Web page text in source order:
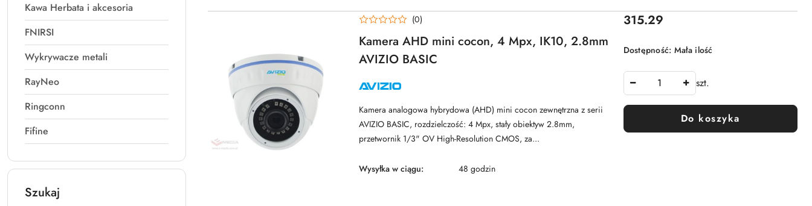
Kawa Herbata i akcesoria
FNIRSI
Wykrywacze metali
RayNeo
Ringconn
Fifine
Szukaj
Kamera AHD mini cocon, 4 Mpx, IK10, 2.8mm
AVIZIO BASIC
(0)
NAZWA
PRODUCENTA:
Kamera analogowa hybrydowa (AHD) mini cocon zewnętrzna z serii
AVIZIO BASIC, rozdzielczość: 4 Mpx, stały obiektyw 2.8mm,
przetwornik 1/3" OV High-Resolution CMOS, za...
Wysyłka w ciągu: 48 godzin
Cena:
315.29
Dostępność: Mała ilość
szt.
Do koszyka